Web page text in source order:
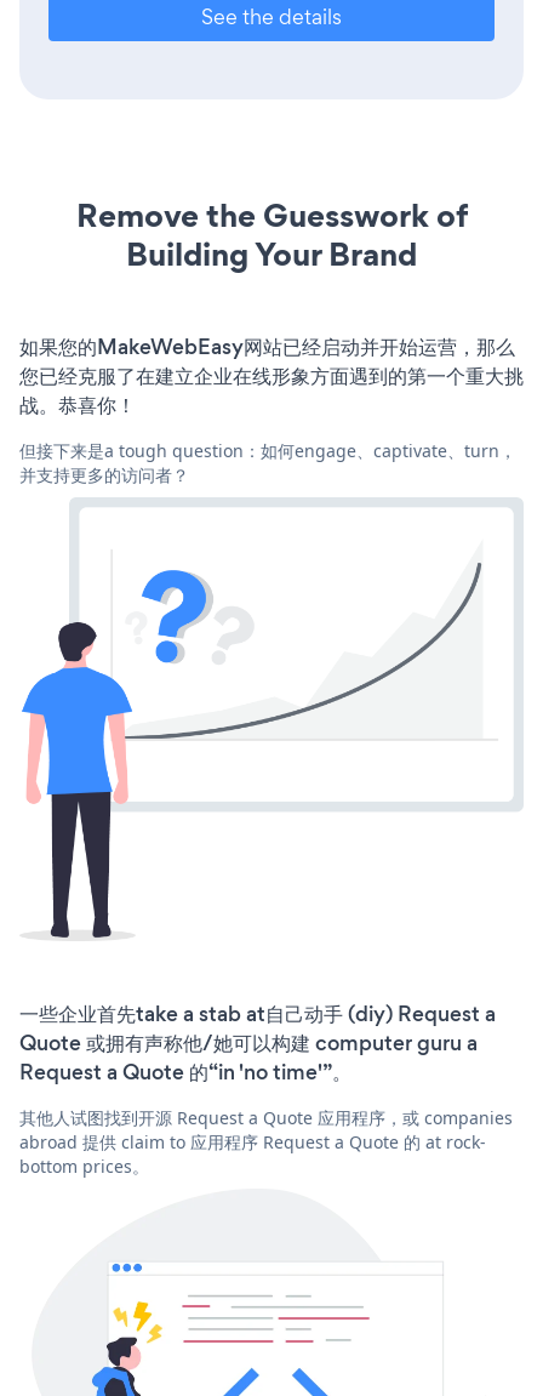
See the details
Remove the Guesswork of
Building Your Brand
如果您的MakeWebEasy网站已经启动并开始运营，那么
您已经克服了在建立企业在线形象方面遇到的第一个重大挑
战。恭喜你！
但接下来是a tough question：如何engage、captivate、turn，
并支持更多的访问者？
一些企业首先take a stab at自己动手 (diy) Request a
Quote 或拥有声称他/她可以构建 computer guru a
Request a Quote 的“in 'no time'”。
其他人试图找到开源 Request a Quote 应用程序，或 companies
abroad 提供 claim to 应用程序 Request a Quote 的 at rock-
bottom prices。